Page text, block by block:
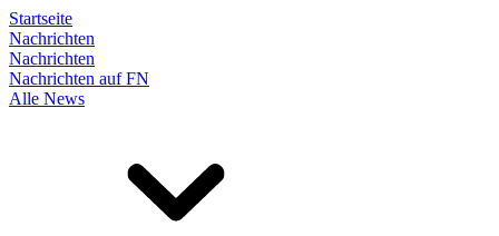
Startseite
Nachrichten
Nachrichten
Nachrichten auf FN
Alle News